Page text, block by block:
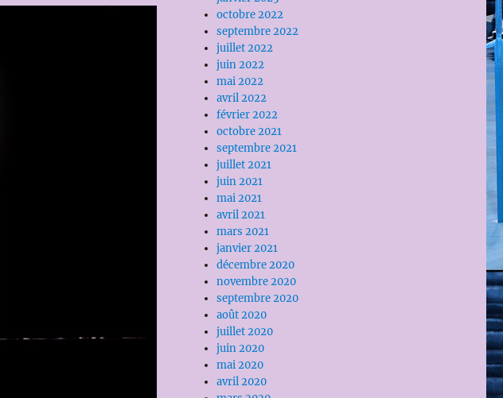
octobre 2022
septembre 2022
juillet 2022
juin 2022
mai 2022
avril 2022
février 2022
octobre 2021
septembre 2021
juillet 2021
juin 2021
mai 2021
avril 2021
mars 2021
janvier 2021
décembre 2020
novembre 2020
septembre 2020
août 2020
juillet 2020
juin 2020
mai 2020
avril 2020